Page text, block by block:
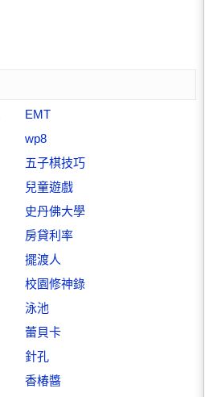
EMT
wp8
五子棋技巧
兒童遊戲
史丹佛大學
房貸利率
擺渡人
校園修神錄
泳池
蕾貝卡
針孔
香椿醬